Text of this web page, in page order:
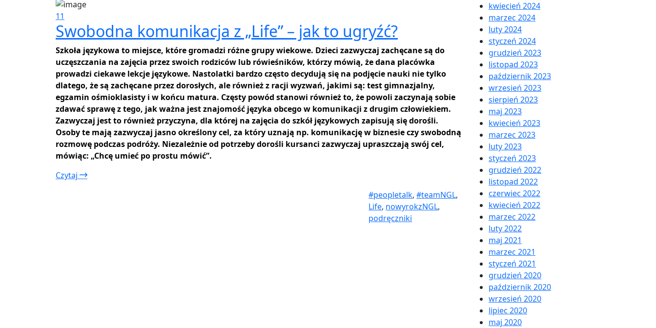
11
Swobodna komunikacja z „Life” – jak to ugryźć?
Szkoła językowa to miejsce, które gromadzi różne grupy wiekowe. Dzieci zazwyczaj zachęcane są do
uczęszczania na zajęcia przez swoich rodziców lub rówieśników, którzy mówią, że dana placówka
prowadzi ciekawe lekcje językowe. Nastolatki bardzo często decydują się na podjęcie nauki nie tylko
dlatego, że są zachęcane przez dorosłych, ale również z racji wyzwań, jakimi są: test gimnazjalny,
egzamin ośmioklasisty i w końcu matura. Częsty powód stanowi również to, że powoli zaczynają sobie
zdawać sprawę z tego, jak ważna jest znajomość języka obcego w komunikacji z drugim człowiekiem.
Zazwyczaj jest to również przyczyna, dla której na zajęcia do szkół językowych zapisują się dorośli.
Osoby te mają zazwyczaj jasno określony cel, za który uznają np. komunikację w biznesie czy swobodną
rozmowę podczas podróży. Niezależnie od potrzeby dorośli kursanci zazwyczaj upraszczają swój cel,
mówiąc: „Chcę umieć po prostu mówić”.
Czytaj
#peopletalk,#teamNGL,
Life, nowyrokzNGL,
podręczniki
kwiecień 2024
marzec 2024
luty 2024
styczeń 2024
grudzień 2023
listopad 2023
październik 2023
wrzesień 2023
sierpień 2023
maj 2023
kwiecień 2023
marzec 2023
luty 2023
styczeń 2023
grudzień 2022
listopad 2022
czerwiec 2022
kwiecień 2022
marzec 2022
luty 2022
maj 2021
marzec 2021
styczeń 2021
grudzień 2020
październik 2020
wrzesień 2020
lipiec 2020
maj 2020